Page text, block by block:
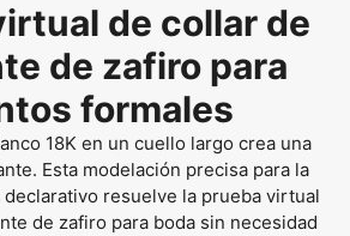
de collar de
de zafiro para
formales
18K en un cuello largo crea una
Esta modelación precisa para la
resuelve la prueba virtual
de zafiro para boda sin necesidad